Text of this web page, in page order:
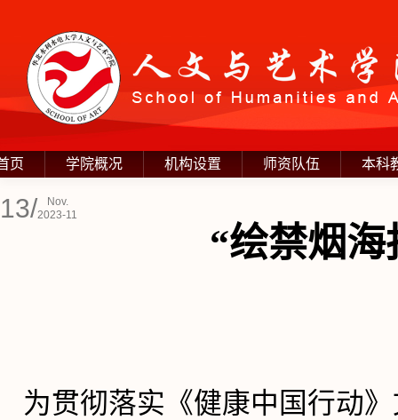
页 学院概况 机构设置 师资队伍 本科
13/
Nov.
2023-11
“绘禁烟
为贯彻落实《健康中国行动